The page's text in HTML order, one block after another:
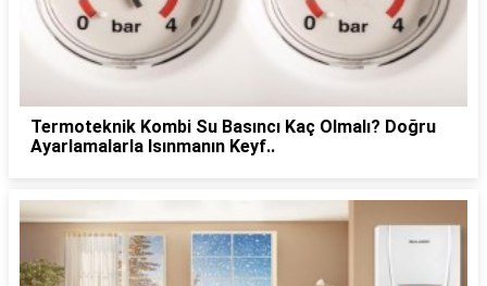
Termoteknik Kombi Su Basıncı Kaç Olmalı? Doğru
Ayarlamalarla Isınmanın Keyf..